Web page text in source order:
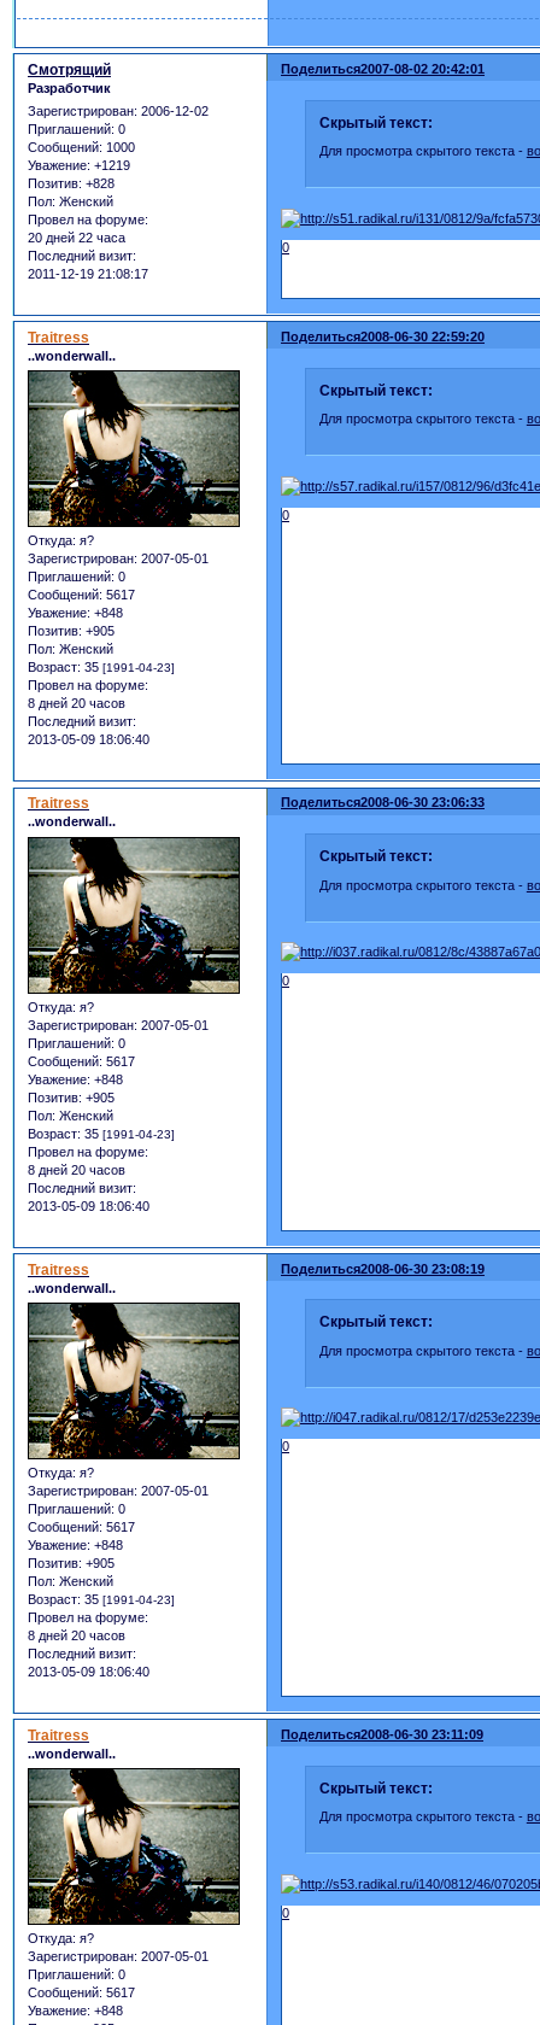
Поделиться2007-08-02 20:42:01
Смотрящий
Разработчик
Зарегистрирован: 2006-12-02
Приглашений: 0
Сообщений: 1000
Уважение: +1219
Позитив: +828
Пол: Женский
Провел на форуме:
20 дней 22 часа
Последний визит:
2011-12-19 21:08:17
Скрытый текст:
Для просмотра скрытого текста -
0
Поделиться2008-06-30 22:59:20
Traitress
..wonderwall..
Откуда: я?
Зарегистрирован: 2007-05-01
Приглашений: 0
Сообщений: 5617
Уважение: +848
Позитив: +905
Пол: Женский
Возраст: 35 [1991-04-23]
Провел на форуме:
8 дней 20 часов
Последний визит:
2013-05-09 18:06:40
Скрытый текст:
Для просмотра скрытого текста -
0
Поделиться2008-06-30 23:06:33
Traitress
..wonderwall..
Откуда: я?
Зарегистрирован: 2007-05-01
Приглашений: 0
Сообщений: 5617
Уважение: +848
Позитив: +905
Пол: Женский
Возраст: 35 [1991-04-23]
Провел на форуме:
8 дней 20 часов
Последний визит:
2013-05-09 18:06:40
Скрытый текст:
Для просмотра скрытого текста -
0
Поделиться2008-06-30 23:08:19
Traitress
..wonderwall..
Откуда: я?
Зарегистрирован: 2007-05-01
Приглашений: 0
Сообщений: 5617
Уважение: +848
Позитив: +905
Пол: Женский
Возраст: 35 [1991-04-23]
Провел на форуме:
8 дней 20 часов
Последний визит:
2013-05-09 18:06:40
Скрытый текст:
Для просмотра скрытого текста -
0
Поделиться2008-06-30 23:11:09
Traitress
..wonderwall..
Откуда: я?
Зарегистрирован: 2007-05-01
Приглашений: 0
Сообщений: 5617
Уважение: +848
Скрытый текст:
Для просмотра скрытого текста -
0